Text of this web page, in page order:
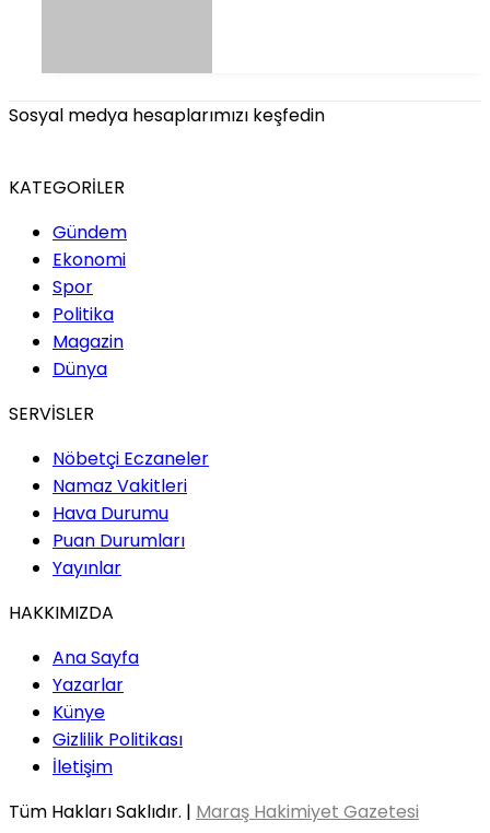
Sosyal medya hesaplarımızı keşfedin
KATEGORİLER
Gündem
Ekonomi
Spor
Politika
Magazin
Dünya
SERVİSLER
Nöbetçi Eczaneler
Namaz Vakitleri
Hava Durumu
Puan Durumları
Yayınlar
HAKKIMIZDA
Ana Sayfa
Yazarlar
Künye
Gizlilik Politikası
İletişim
Tüm Hakları Saklıdır. | Maraş Hakimiyet Gazetesi